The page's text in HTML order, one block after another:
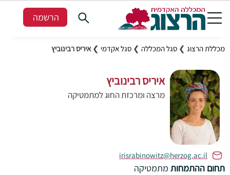
הרשמה
מכללת הרצוג ❯ סגל המכללה ❯ סגל אקדמי ❯ איריס רבינוביץ
איריס רבינוביץ
מרצה ומרכזת החוג למתמטיקה
irisrabinowitz@herzog.ac.il
תחום ההתמחות מתמטיקה